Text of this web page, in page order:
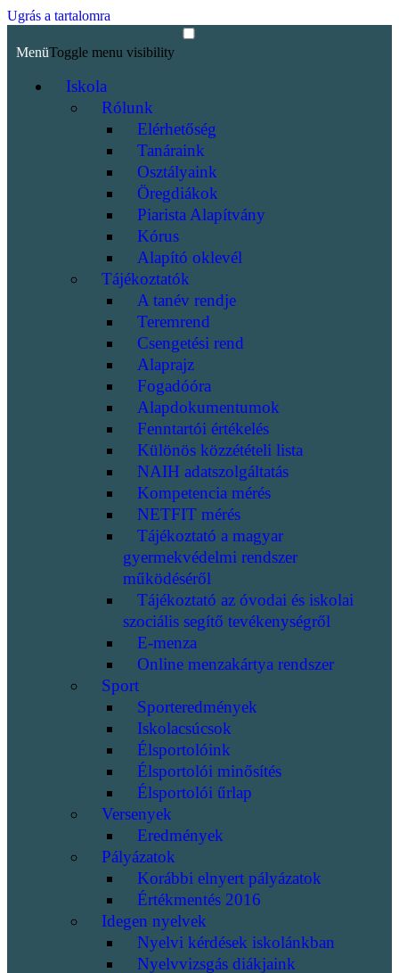
Ugrás a tartalomra
MenüToggle menu visibility
Iskola
Rólunk
Elérhetőség
Tanáraink
Osztályaink
Öregdiákok
Piarista Alapítvány
Kórus
Alapító oklevél
Tájékoztatók
A tanév rendje
Teremrend
Csengetési rend
Alaprajz
Fogadóóra
Alapdokumentumok
Fenntartói értékelés
Különös közzétételi lista
NAIH adatszolgáltatás
Kompetencia mérés
NETFIT mérés
Tájékoztató a magyar
gyermekvédelmi rendszer
működéséről
Tájékoztató az óvodai és iskolai
szociális segítő tevékenységről
E-menza
Online menzakártya rendszer
Sport
Sporteredmények
Iskolacsúcsok
Élsportolóink
Élsportolói minősítés
Élsportolói űrlap
Versenyek
Eredmények
Pályázatok
Korábbi elnyert pályázatok
Értékmentés 2016
Idegen nyelvek
Nyelvi kérdések iskolánkban
Nyelvvizsgás diákjaink